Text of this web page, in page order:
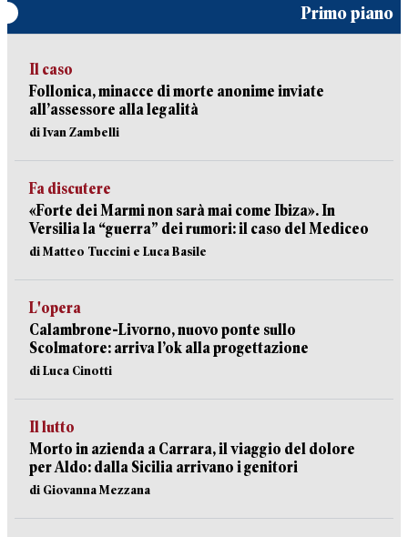
Primo piano
Il caso
Follonica, minacce di morte anonime inviate
all’assessore alla legalità
di Ivan Zambelli
Fa discutere
«Forte dei Marmi non sarà mai come Ibiza». In
Versilia la “guerra” dei rumori: il caso del Mediceo
di Matteo Tuccini e Luca Basile
L'opera
Calambrone-Livorno, nuovo ponte sullo
Scolmatore: arriva l’ok alla progettazione
di Luca Cinotti
Il lutto
Morto in azienda a Carrara, il viaggio del dolore
per Aldo: dalla Sicilia arrivano i genitori
di Giovanna Mezzana